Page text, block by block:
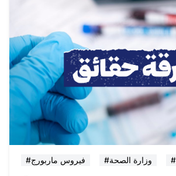
#فيروس ماربورج #وزارة الصحة